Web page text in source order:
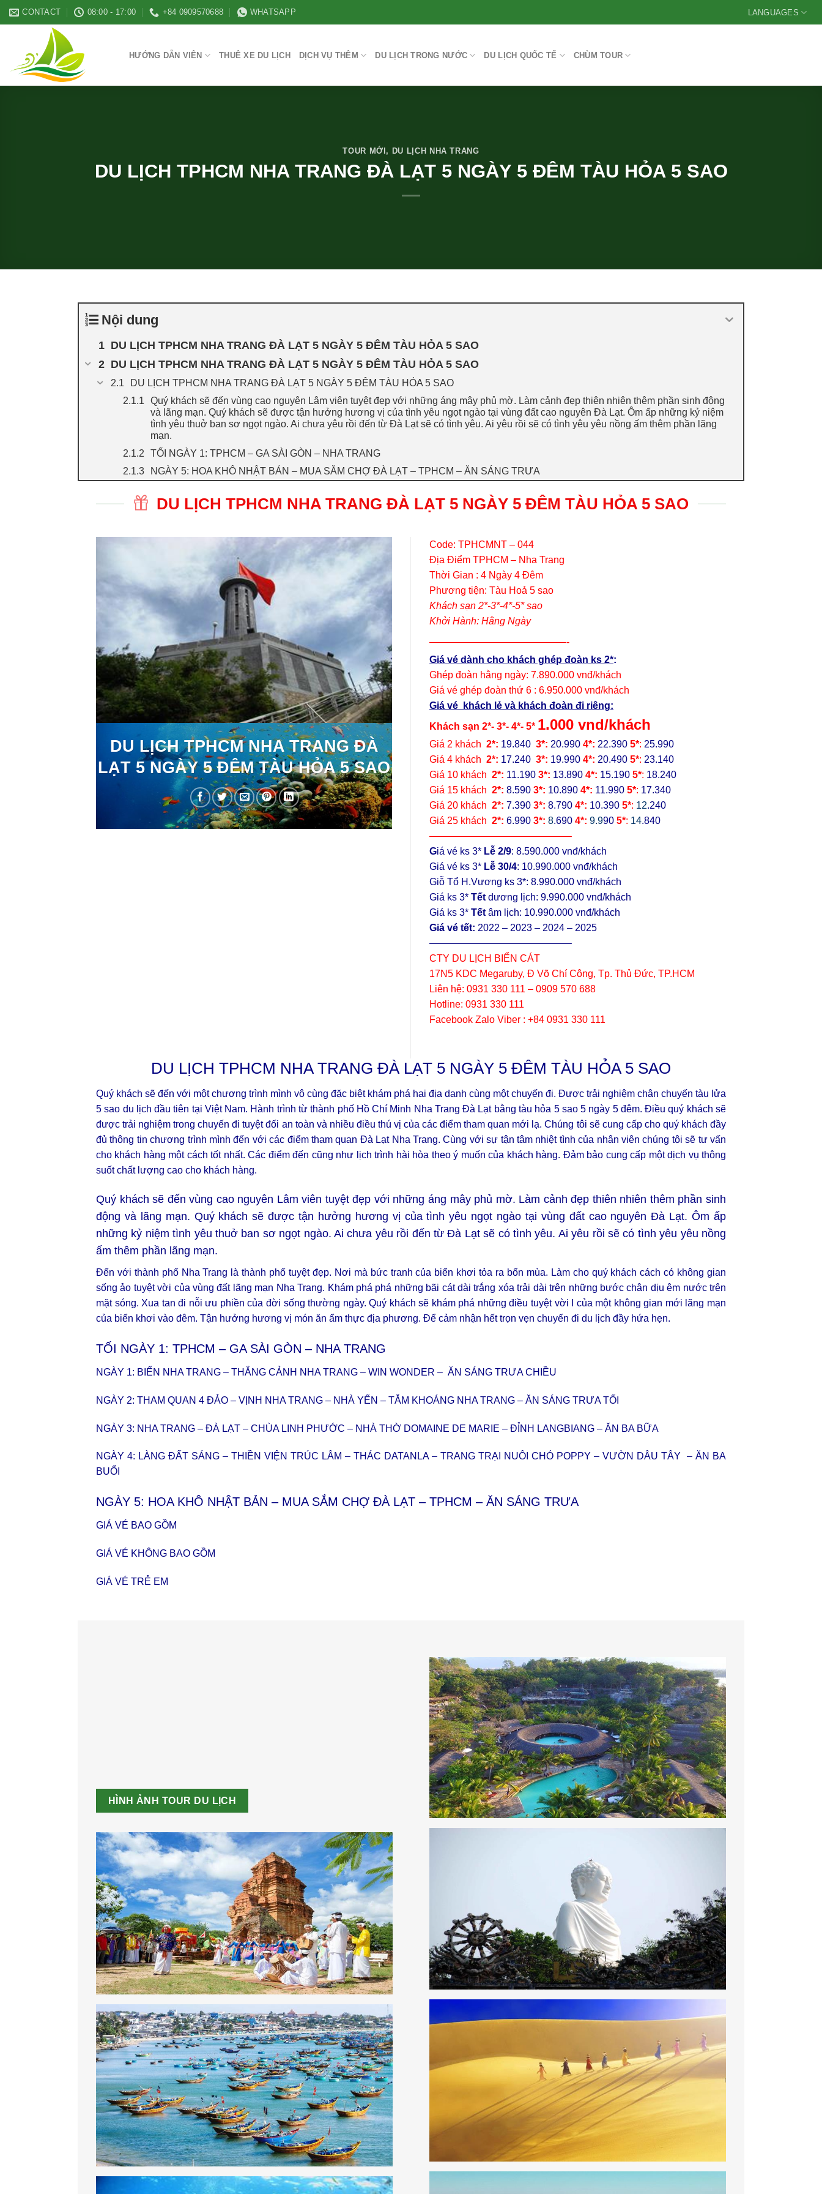
Skip
to
CONTACT 08:00 - 17:00 +84 0909570688 WHATSAPP LANGUAGES
HƯỚNG DẪN VIÊN THUÊ XE DU LỊCH DỊCH VỤ THÊM DU LỊCH TRONG NƯỚC DU LỊCH QUỐC TẾ CHÙM TOUR
TOUR MỚI , DU LỊCH NHA TRANG
DU LỊCH TPHCM NHA TRANG ĐÀ LẠT 5 NGÀY 5 ĐÊM TÀU HỎA 5 SAO
Nội dung
DU LỊCH TPHCM NHA TRANG ĐÀ LẠT 5 NGÀY 5 ĐÊM TÀU HỎA 5 SAO
DU LỊCH TPHCM NHA TRANG ĐÀ LẠT 5 NGÀY 5 ĐÊM TÀU HỎA 5 SAO
DU LỊCH TPHCM NHA TRANG ĐÀ LẠT 5 NGÀY 5 ĐÊM TÀU HỎA 5 SAO
Quý khách sẽ đến vùng cao nguyên Lâm viên tuyệt đẹp với những áng mây phủ mờ. Làm cảnh đẹp thiên nhiên thêm phần sinh động
và lãng mạn. Quý khách sẽ được tận hưởng hương vị của tình yêu ngọt ngào tại vùng đất cao nguyên Đà Lạt. Ôm ấp những kỷ niệm
tình yêu thuở ban sơ ngọt ngào. Ai chưa yêu rồi đến từ Đà Lạt sẽ có tình yêu. Ai yêu rồi sẽ có tình yêu yêu nồng ấm thêm phần lãng
mạn.
TỐI NGÀY 1: TPHCM – GA SÀI GÒN – NHA TRANG
NGÀY 5: HOA KHÔ NHẬT BẢN – MUA SẮM CHỢ ĐÀ LẠT – TPHCM – ĂN SÁNG TRƯA
DU LỊCH TPHCM NHA TRANG ĐÀ LẠT 5 NGÀY 5 ĐÊM TÀU HỎA 5 SAO
DU LỊCH TPHCM NHA TRANG ĐÀ
LẠT 5 NGÀY 5 ĐÊM TÀU HỎA 5 SAO
Code: TPHCMNT – 044
Địa Điểm TPHCM – Nha Trang
Thời Gian : 4 Ngày 4 Đêm
Phương tiện: Tàu Hoả 5 sao
Khách sạn 2*-3*-4*-5* sao
Khởi Hành: Hằng Ngày
——————————————-
Giá vé dành cho khách ghép đoàn ks 2*:
Ghép đoàn hằng ngày: 7.890.000 vnđ/khách
Giá vé ghép đoàn thứ 6 : 6.950.000 vnđ/khách
Giá vé khách lẻ và khách đoàn đi riêng:
Khách sạn 2*- 3*- 4*- 5* 1.000 vnd/khách
Giá 2 khách 2*: 19.840 3*: 20.990 4*: 22.390 5*: 25.990
Giá 4 khách 2*: 17.240 3*: 19.990 4*: 20.490 5*: 23.140
Giá 10 khách 2*: 11.190 3*: 13.890 4*: 15.190 5*: 18.240
Giá 15 khách 2*: 8.590 3*: 10.890 4*: 11.990 5*: 17.340
Giá 20 khách 2*: 7.390 3*: 8.790 4*: 10.390 5*: 12.240
Giá 25 khách 2*: 6.990 3*: 8.690 4*: 9.990 5*: 14.840
——————————————–
Giá vé ks 3* Lễ 2/9: 8.590.000 vnđ/khách
Giá vé ks 3* Lễ 30/4: 10.990.000 vnđ/khách
Giỗ Tổ H.Vương ks 3*: 8.990.000 vnđ/khách
Giá ks 3* Tết dương lịch: 9.990.000 vnđ/khách
Giá ks 3* Tết âm lịch: 10.990.000 vnđ/khách
Giá vé tết: 2022 – 2023 – 2024 – 2025
——————————————–
CTY DU LỊCH BIỂN CÁT
17N5 KDC Megaruby, Đ Võ Chí Công, Tp. Thủ Đức, TP.HCM
Liên hệ: 0931 330 111 – 0909 570 688
Hotline: 0931 330 111
Facebook Zalo Viber : +84 0931 330 111
DU LỊCH TPHCM NHA TRANG ĐÀ LẠT 5 NGÀY 5 ĐÊM TÀU HỎA 5 SAO
Quý khách sẽ đến với một chương trình mình vô cùng đặc biệt khám phá hai địa danh cùng một chuyến đi. Được trải nghiệm chân chuyến tàu lửa
5 sao du lịch đầu tiên tại Việt Nam. Hành trình từ thành phố Hồ Chí Minh Nha Trang Đà Lạt bằng tàu hỏa 5 sao 5 ngày 5 đêm. Điều quý khách sẽ
được trải nghiệm trong chuyến đi tuyệt đối an toàn và nhiều điều thú vị của các điểm tham quan mới lạ. Chúng tôi sẽ cung cấp cho quý khách đầy
đủ thông tin chương trình mình đến với các điểm tham quan Đà Lạt Nha Trang. Cùng với sự tận tâm nhiệt tình của nhân viên chúng tôi sẽ tư vấn
cho khách hàng một cách tốt nhất. Các điểm đến cũng như lịch trình hài hòa theo ý muốn của khách hàng. Đảm bảo cung cấp một dịch vụ thông
suốt chất lượng cao cho khách hàng.
Quý khách sẽ đến vùng cao nguyên Lâm viên tuyệt đẹp với những áng mây phủ mờ. Làm cảnh đẹp thiên nhiên thêm phần sinh
động và lãng mạn. Quý khách sẽ được tận hưởng hương vị của tình yêu ngọt ngào tại vùng đất cao nguyên Đà Lạt. Ôm ấp
những kỷ niệm tình yêu thuở ban sơ ngọt ngào. Ai chưa yêu rồi đến từ Đà Lạt sẽ có tình yêu. Ai yêu rồi sẽ có tình yêu yêu nồng
ấm thêm phần lãng mạn.
Đến với thành phố Nha Trang là thành phố tuyệt đẹp. Nơi mà bức tranh của biển khơi tỏa ra bốn mùa. Làm cho quý khách cách có không gian
sống ảo tuyệt vời của vùng đất lãng mạn Nha Trang. Khám phá phá những bãi cát dài trắng xóa trải dài trên những bước chân dịu êm nước trên
mặt sóng. Xua tan đi nỗi ưu phiền của đời sống thường ngày. Quý khách sẽ khám phá những điều tuyệt vời I của một không gian mới lãng mạn
của biển khơi vào đêm. Tận hưởng hương vị món ăn ẩm thực địa phương. Để cảm nhận hết trọn vẹn chuyến đi du lịch đầy hứa hẹn.
TỐI NGÀY 1: TPHCM – GA SÀI GÒN – NHA TRANG
NGÀY 1: BIỂN NHA TRANG – THẮNG CẢNH NHA TRANG – WIN WONDER – ĂN SÁNG TRƯA CHIỀU
NGÀY 2: THAM QUAN 4 ĐẢO – VỊNH NHA TRANG – NHÀ YẾN – TẮM KHOÁNG NHA TRANG – ĂN SÁNG TRƯA TỐI
NGÀY 3: NHA TRANG – ĐÀ LẠT – CHÙA LINH PHƯỚC – NHÀ THỜ DOMAINE DE MARIE – ĐỈNH LANGBIANG – ĂN BA BỮA
NGÀY 4: LÀNG ĐẤT SÁNG – THIỀN VIỆN TRÚC LÂM – THÁC DATANLA – TRANG TRẠI NUÔI CHÓ POPPY – VƯỜN DÂU TÂY – ĂN BA
BUỔI
NGÀY 5: HOA KHÔ NHẬT BẢN – MUA SẮM CHỢ ĐÀ LẠT – TPHCM – ĂN SÁNG TRƯA
GIÁ VÉ BAO GỒM
GIÁ VÉ KHÔNG BAO GỒM
GIÁ VÉ TRẺ EM
HÌNH ẢNH TOUR DU LỊCH